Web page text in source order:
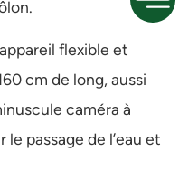
flexible et
cm de long, aussi
caméra à
passage de l’eau et